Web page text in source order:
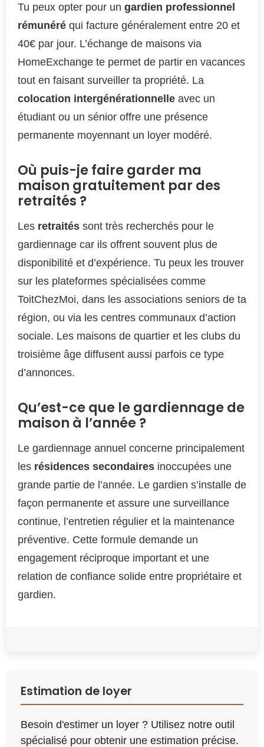
Tu peux opter pour un gardien professionnel
rémunéré qui facture généralement entre 20 et
40€ par jour. L’échange de maisons via
HomeExchange te permet de partir en vacances
tout en faisant surveiller ta propriété. La
colocation intergénérationnelle avec un
étudiant ou un sénior offre une présence
permanente moyennant un loyer modéré.
Où puis-je faire garder ma
maison gratuitement par des
retraités ?
Les retraités sont très recherchés pour le
gardiennage car ils offrent souvent plus de
disponibilité et d’expérience. Tu peux les trouver
sur les plateformes spécialisées comme
ToitChezMoi, dans les associations seniors de ta
région, ou via les centres communaux d’action
sociale. Les maisons de quartier et les clubs du
troisième âge diffusent aussi parfois ce type
d’annonces.
Qu’est-ce que le gardiennage de
maison à l’année ?
Le gardiennage annuel concerne principalement
les résidences secondaires inoccupées une
grande partie de l’année. Le gardien s’installe de
façon permanente et assure une surveillance
continue, l’entretien régulier et la maintenance
préventive. Cette formule demande un
engagement réciproque important et une
relation de confiance solide entre propriétaire et
gardien.
Estimation de loyer
Besoin d'estimer un loyer ? Utilisez notre outil
spécialisé pour obtenir une estimation précise.